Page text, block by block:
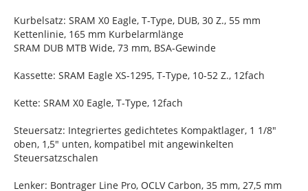
Kurbelsatz: SRAM X0 Eagle, T-Type, DUB, 30 Z., 55 mm
Kettenlinie, 165 mm Kurbelarmlänge
SRAM DUB MTB Wide, 73 mm, BSA-Gewinde
Kassette: SRAM Eagle XS-1295, T-Type, 10-52 Z., 12fach
Kette: SRAM X0 Eagle, T-Type, 12fach
Steuersatz: Integriertes gedichtetes Kompaktlager, 1 1/8"
oben, 1,5" unten, kompatibel mit angewinkelten
Steuersatzschalen
Lenker: Bontrager Line Pro, OCLV Carbon, 35 mm, 27,5 mm